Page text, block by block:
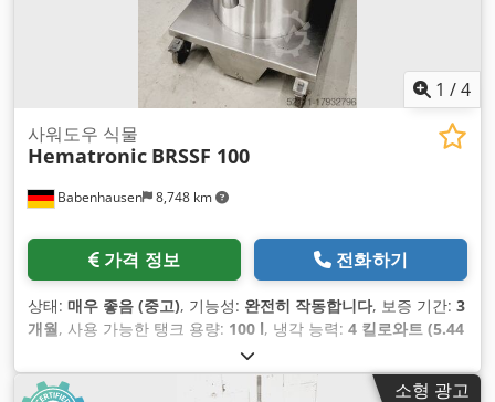
1 /4
Babenhausen 8,748 km
사워도우 식물
Hematronic BRSSF 100
가격 정보 전화하기
상태: 매우 좋음 (중고), 기능성: 완전히 작동합니다, 보증 기간: 3
개월, 사용 가능한 탱크 용량: 100 l, 냉각 능력: 4 킬로와트 (5.44
, 탱크 용량:
이:700 mm, 총 높이:1,250 mm, 입력 주파수:50 헤르츠,
소형 광고